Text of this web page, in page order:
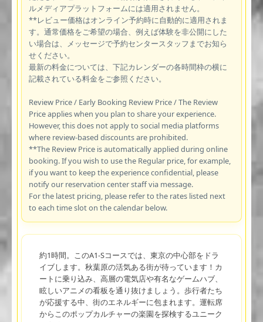
ルメディアプラットフォームには適用されません。
**レビュー価格はオンライン予約時に自動的に適用されま
す。通常価格をご希望の場合、例えば体験を非公開にした
い場合は、メッセージで予約センタースタッフまでお知ら
せください。
最新の料金については、下記カレンダーの各時間枠の横に
記載されている料金をご参照ください。
Review Price / Early Booking Review Price / The Review
Price applies when you plan to share your experience.
However, this does not apply to social media platforms
where review-based discounts are prohibited.
**The Review Price is automatically applied during online
booking. If you wish to use the Regular price, for example,
if you want to keep the experience confidential, please
notify our reservation center staff via message.
For the latest pricing, please refer to the rates listed next
to each time slot on the calendar below.
約1時間。このA1-Sコースでは、東京の中心部をドラ
イブします。秋葉原の活気ある街が待っています！カ
ートに乗り込み、高層の電気店や有名なゲームハブ、
眩しいアニメの看板を通り抜けましょう。歩行者たち
が応援する中、街のエネルギーに包まれます。運転席
からこのポップカルチャーの楽園を探検するユニーク